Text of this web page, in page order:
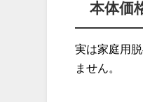
本体価
実は家庭用
ません。